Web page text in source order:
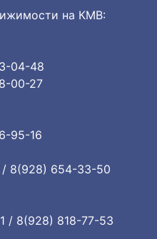
на КМВ:
04-48
00-27
95-16
8(928) 654-33-50
/ 8(928) 818-77-53